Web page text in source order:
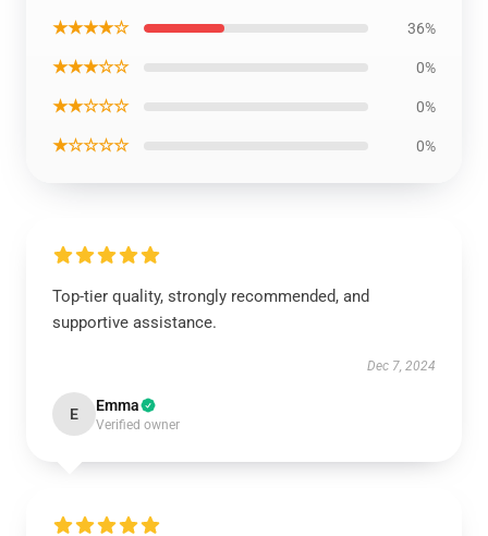
★★★★☆ 36%
★★★☆☆ 0%
★★☆☆☆ 0%
★☆☆☆☆ 0%
Top-tier quality, strongly recommended, and
supportive assistance.
Dec 7, 2024
E Emma
Verified owner